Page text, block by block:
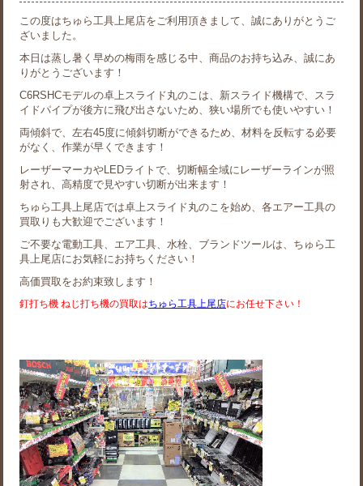
この度はちゅら工具上尾店をご利用頂きまして、誠にありがとうご
ざいました。
本日は蒸し暑く早めの梅雨を感じる中、商品のお持ち込み、誠にあ
りがとうございます！
C6RSHCモデルの卓上スライド丸のこは、新スライド機構で、スラ
イドパイプが後方に飛び出さないため、狭い場所でも使いやすい！
両傾斜で、左右45度に傾斜切断ができるため、材料を反転する必要
がなく、作業が早くできます！
レーザーマーカやLEDライトで、切断幅全域にレーザーラインが照
射され、高精度で見やすい切断が出来ます！
ちゅら工具上尾店では卓上スライド丸のこを始め、各エアー工具の
買取りも大歓迎でございます！
ご不要な電動工具、エア工具、水栓、ブランドツールは、ちゅら工
具上尾店にお気軽にお持ちください！
高価買取をお約束致します！
釘打ち機 ねじ打ち機の買取はちゅら工具上尾店にお任せ下さい！